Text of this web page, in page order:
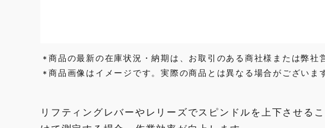
* 商品の最新の在庫状況・納期は、お取引のある商社様または弊社
* 商品画像はイメージです。実際の商品とは異なる場合がございま
リフティングレバーやレリーズでスピンドルを上下させる